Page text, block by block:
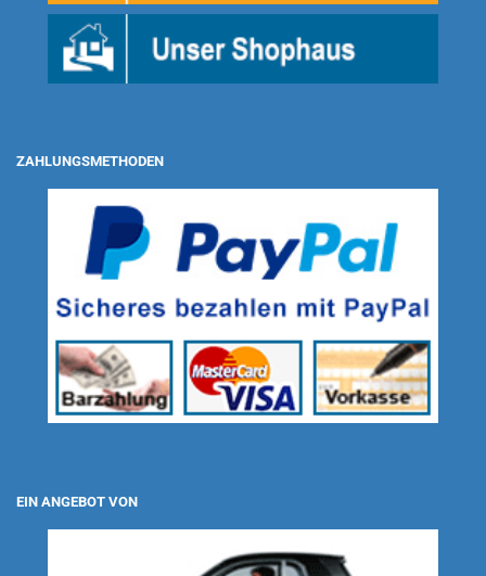
ZAHLUNGSMETHODEN
EIN ANGEBOT VON